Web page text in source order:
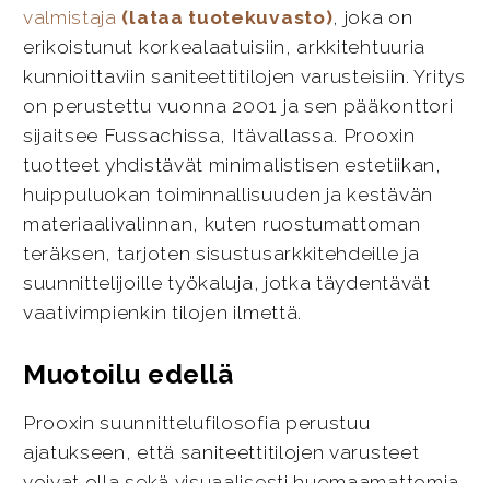
valmistaja (lataa tuotekuvasto), joka on
erikoistunut korkealaatuisiin, arkkitehtuuria
kunnioittaviin saniteettitilojen varusteisiin. Yritys
on perustettu vuonna 2001 ja sen pääkonttori
sijaitsee Fussachissa, Itävallassa. Prooxin
tuotteet yhdistävät minimalistisen estetiikan,
huippuluokan toiminnallisuuden ja kestävän
materiaalivalinnan, kuten ruostumattoman
teräksen, tarjoten sisustusarkkitehdeille ja
suunnittelijoille työkaluja, jotka täydentävät
vaativimpienkin tilojen ilmettä.
Muotoilu edellä
Prooxin suunnittelufilosofia perustuu
ajatukseen, että saniteettitilojen varusteet